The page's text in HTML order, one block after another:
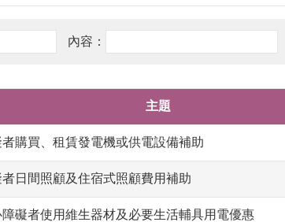
主題
購買、租賃發電機或供電設備補助
日間照顧及住宿式照顧費用補助
障礙者使用維生器材及必要生活輔具用電優惠